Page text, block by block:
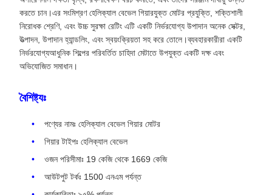
করতে চান।এর সংমিশ্রণ হেলিক্যাল বেভেল গিয়ারযুক্ত মোটর প্রযুক্তি, শক্তিশালী
নিরোধক শ্রেণি, এবং উচ্চ সুরক্ষা রেটিং এটি একটি নির্ভরযোগ্য উপাদান অনেক সেক্টর,
উত্পাদন, উপাদান হ্যান্ডলিং, এবং স্বয়ংক্রিয়তা সহ করে তোলে।ব্যবহারকারীরা একটি
নির্ভরযোগ্যআধুনিক শিল্পের পরিবর্তিত চাহিদা মেটাতে উপযুক্ত একটি দক্ষ এবং
অভিযোজিত সমাধান।
বৈশিষ্ট্যঃ
পণ্যের নামঃ হেলিক্যাল বেভেল গিয়ার মোটর
গিয়ার টাইপঃ হেলিক্যাল বেভেল
ওজন পরিসীমাঃ 19 কেজি থেকে 1669 কেজি
আউটপুট টর্কঃ 1500 এনএম পর্যন্ত